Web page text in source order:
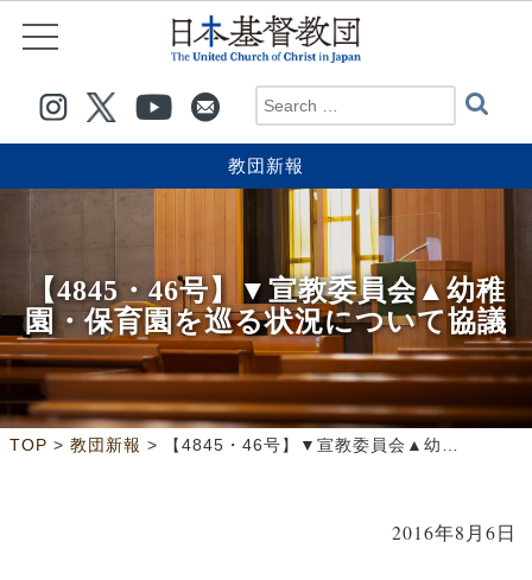
教団新報
【4845・46号】▼宣教委員会▲幼稚
園・保育園を巡る状況について協議
TOP > 教団新報 > 【4845・46号】▼宣教委員会▲幼稚園・保育園を巡る状況について協議
2016年8月6日